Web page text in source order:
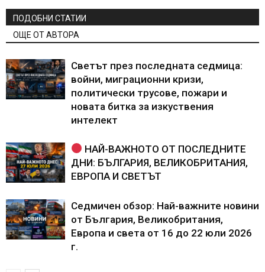
ПОДОБНИ СТАТИИ
ОЩЕ ОТ АВТОРА
Светът през последната седмица:
войни, миграционни кризи,
политически трусове, пожари и
новата битка за изкуствения
интелект
НАЙ-ВАЖНОТО ОТ ПОСЛЕДНИТЕ
ДНИ: БЪЛГАРИЯ, ВЕЛИКОБРИТАНИЯ,
ЕВРОПА И СВЕТЪТ
Седмичен обзор: Най-важните новини
от България, Великобритания,
Европа и света от 16 до 22 юли 2026
г.